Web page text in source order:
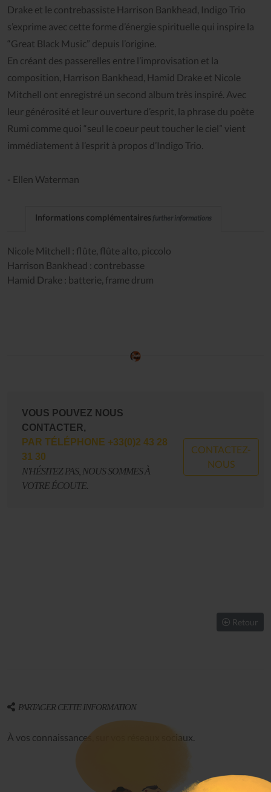
Drake et le contrebassiste Harrison Bankhead, Indigo Trio
s’exprime avec cette forme d’énergie spirituelle qui inspire la
“Great Black Music” depuis l’origine.
En créant des passerelles entre l’improvisation et la
composition, Harrison Bankhead, Hamid Drake et Nicole
Mitchell ont enregistré un second album très inspiré. Avec
leur générosité et leur ouverture d’esprit, la phrase du poète
Rumi comme quoi “seul le coeur peut toucher le ciel” vient
immédiatement à l’esprit à propos d’Indigo Trio.
- Ellen Waterman
Informations complémentaires further informations
Nicole Mitchell : flûte, flûte alto, piccolo
Harrison Bankhead : contrebasse
Hamid Drake : batterie, frame drum
VOUS POUVEZ NOUS
CONTACTER,
PAR TÉLÉPHONE +33(0)2 43 28
31 30
N'HÉSITEZ PAS, NOUS SOMMES À
VOTRE ÉCOUTE.
CONTACTEZ-
NOUS
Retour
PARTAGER CETTE INFORMATION
À vos connaissances, sur vos réseaux sociaux.